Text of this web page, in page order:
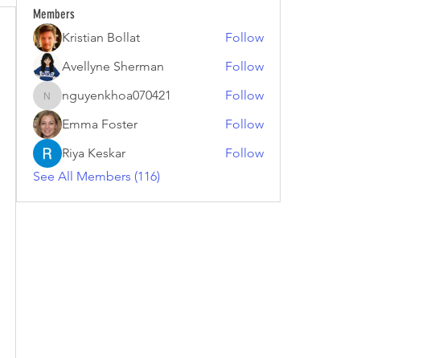
Members
Kristian Bollat
Follow
Avellyne Sherman
Follow
nguyenkhoa070421
nguyenkhoa070421
Follow
Emma Foster
Follow
Riya Keskar
Follow
See All Members (116)